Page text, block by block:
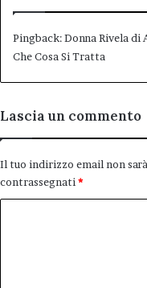
Pingback:Donna Rivela di
Che Cosa Si Tratta
Lascia un commento
Il tuo indirizzo email non
contrassegnati *